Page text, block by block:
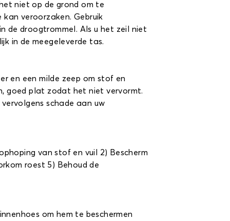
niet op de grond om te
veroorzaken. Gebruik
de droogtrommel. Als u het zeil niet
in de meegeleverde tas.
en een milde zeep om stof en
goed plat zodat het niet vervormt.
schade aan uw
van stof en vuil 2) Bescherm
roest 5) Behoud de
om hem te beschermen